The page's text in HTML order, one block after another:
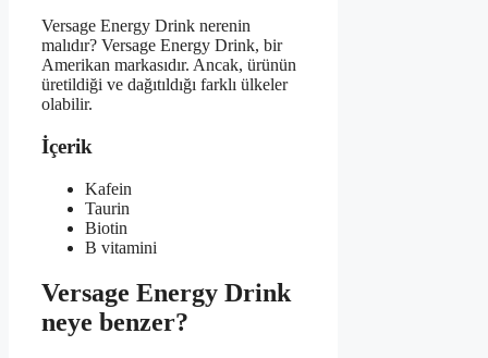
Versage Energy Drink nerenin
malıdır? Versage Energy Drink, bir
Amerikan markasıdır. Ancak, ürünün
üretildiği ve dağıtıldığı farklı ülkeler
olabilir.
İçerik
Kafein
Taurin
Biotin
B vitamini
Versage Energy Drink
neye benzer?